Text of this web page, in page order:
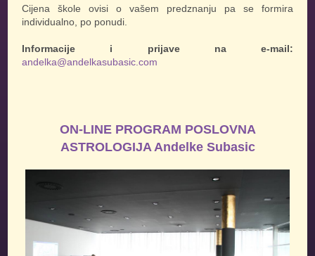
Cijena škole ovisi o vašem predznanju pa se formira
individualno, po ponudi.
Informacije i prijave na e-mail:
andelka@andelkasubasic.com
ON-LINE PROGRAM POSLOVNA
ASTROLOGIJA Andelke Subasic